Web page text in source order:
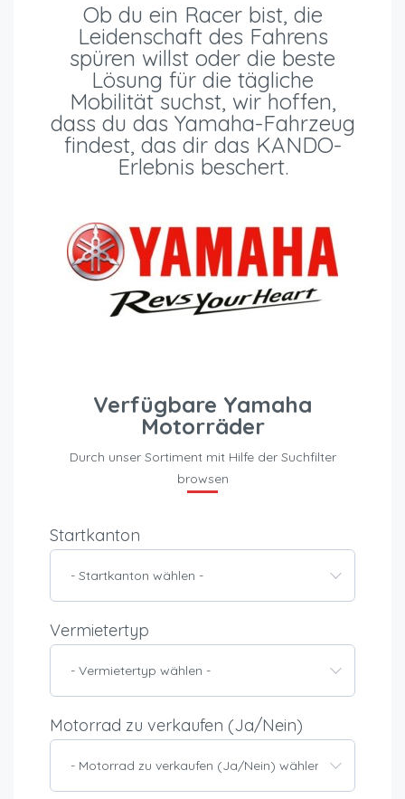
Ob du ein Racer bist, die
Leidenschaft des Fahrens
spüren willst oder die beste
Lösung für die tägliche
Mobilität suchst, wir hoffen,
dass du das Yamaha-Fahrzeug
findest, das dir das KANDO-
Erlebnis beschert.
Verfügbare Yamaha
Motorräder
Durch unser Sortiment mit Hilfe der Suchfilter
browsen
Startkanton
- Startkanton wählen -
Vermietertyp
- Vermietertyp wählen -
Motorrad zu verkaufen (Ja/Nein)
- Motorrad zu verkaufen (Ja/Nein) wählen -